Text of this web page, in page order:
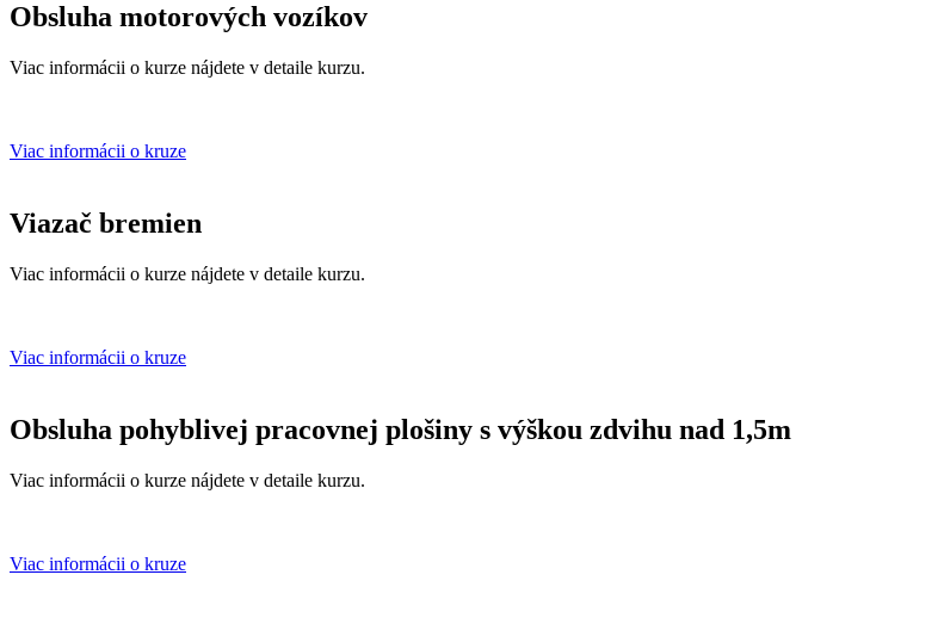
Obsluha motorových vozíkov
Viac informácii o kurze nájdete v detaile kurzu.
Viac informácii o kruze
Viazač bremien
Viac informácii o kurze nájdete v detaile kurzu.
Viac informácii o kruze
Obsluha pohyblivej pracovnej plošiny s výškou zdvihu nad 1,5m
Viac informácii o kurze nájdete v detaile kurzu.
Viac informácii o kruze